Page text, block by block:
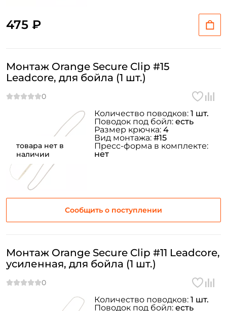
475 ₽
товара нет в
наличии
Монтаж Orange Secure Clip #15
Leadcore, для бойла (1 шт.)
Сообщить о поступлении
Количество поводков: 1 шт.
Поводок под бойл: есть
Размер крючка: 4
Вид монтажа: #15
Пресс-форма в комплекте:
нет
Монтаж Orange Secure Clip #11 Leadcore,
усиленная, для бойла (1 шт.)
Количество поводков: 1 шт.
Поводок под бойл: есть